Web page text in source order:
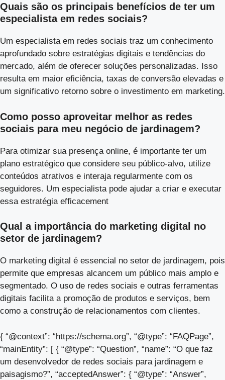
Quais são os principais benefícios de ter um
especialista em redes sociais?
Um especialista em redes sociais traz um conhecimento
aprofundado sobre estratégias digitais e tendências do
mercado, além de oferecer soluções personalizadas. Isso
resulta em maior eficiência, taxas de conversão elevadas e
um significativo retorno sobre o investimento em marketing.
Como posso aproveitar melhor as redes
sociais para meu negócio de jardinagem?
Para otimizar sua presença online, é importante ter um
plano estratégico que considere seu público-alvo, utilize
conteúdos atrativos e interaja regularmente com os
seguidores. Um especialista pode ajudar a criar e executar
essa estratégia efficacement
Qual a importância do marketing digital no
setor de jardinagem?
O marketing digital é essencial no setor de jardinagem, pois
permite que empresas alcancem um público mais amplo e
segmentado. O uso de redes sociais e outras ferramentas
digitais facilita a promoção de produtos e serviços, bem
como a construção de relacionamentos com clientes.
{ “@context”: “https://schema.org”, “@type”: “FAQPage”,
“mainEntity”: [ { “@type”: “Question”, “name”: “O que faz
um desenvolvedor de redes sociais para jardinagem e
paisagismo?”, “acceptedAnswer”: { “@type”: “Answer”,